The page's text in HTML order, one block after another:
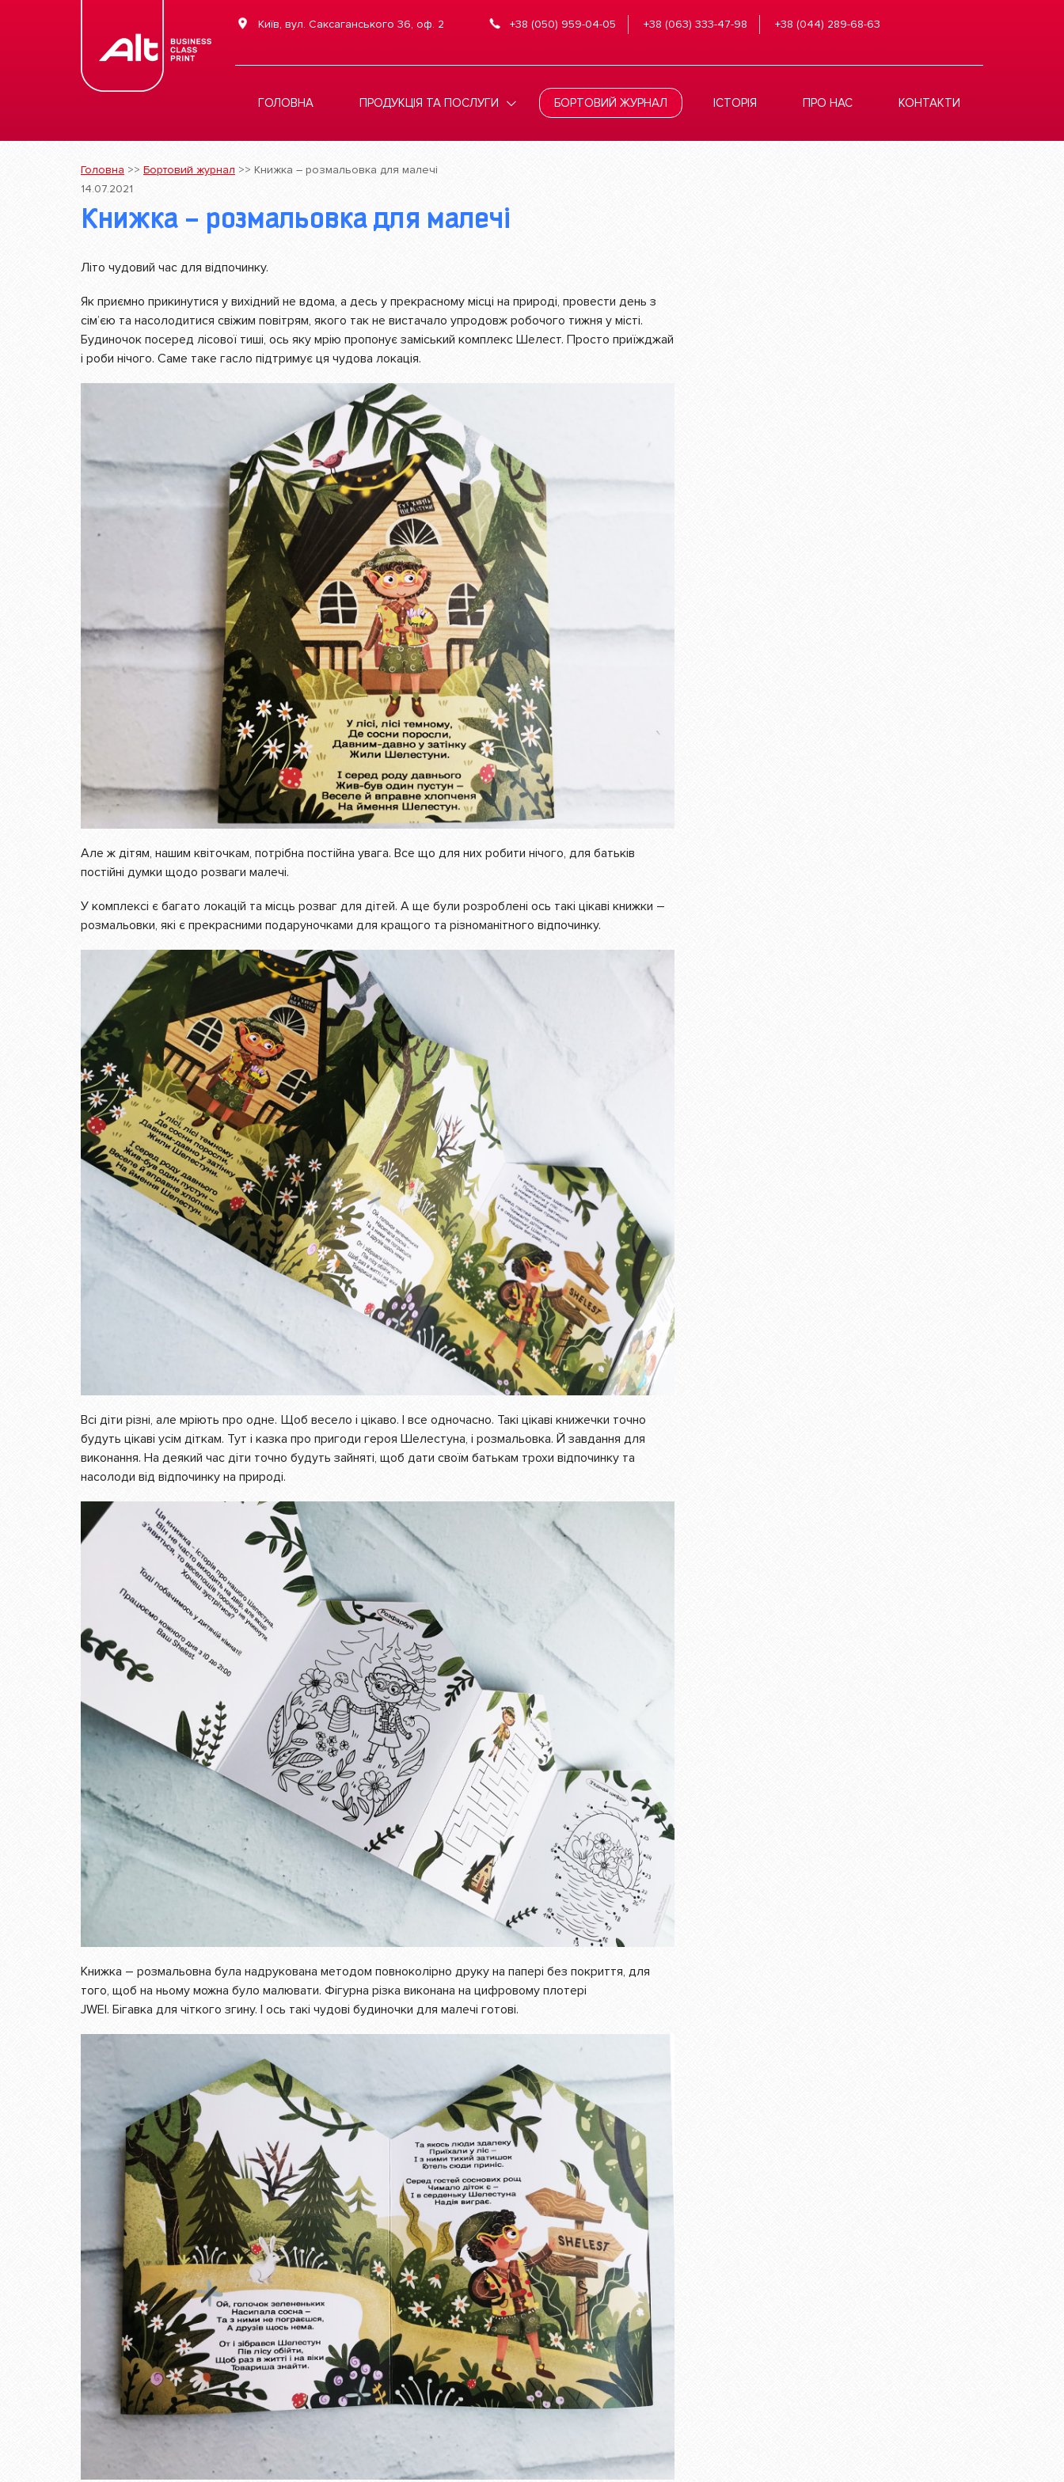
Київ, вул. Саксаганського 36, оф. 2 +38 (050) 959-04-05 +38 (063) 333-47-98 +38 (044) 289-68-63
ГОЛОВНА ПРОДУКЦІЯ ТА ПОСЛУГИ БОРТОВИЙ ЖУРНАЛ ІСТОРІЯ ПРО НАС КОНТАКТИ
Головна >> Бортовий журнал >> Книжка – розмальовка для малечі
14.07.2021
Книжка – розмальовка для малечі
Літо чудовий час для відпочинку.
Як приємно прикинутися у вихідний не вдома, а десь у прекрасному місці на природі, провести день з
сім’єю та насолодитися свіжим повітрям, якого так не вистачало упродовж робочого тижня у місті.
Будиночок посеред лісової тиші, ось яку мрію пропонує заміський комплекс Шелест. Просто приїжджай
і роби нічого. Саме таке гасло підтримує ця чудова локація.
Але ж дітям, нашим квіточкам, потрібна постійна увага. Все що для них робити нічого, для батьків
постійні думки щодо розваги малечі.
У комплексі є багато локацій та місць розваг для дітей. А ще були розроблені ось такі цікаві книжки –
розмальовки, які є прекрасними подаруночками для кращого та різноманітного відпочинку.
Всі діти різні, але мріють про одне. Щоб весело і цікаво. І все одночасно. Такі цікаві книжечки точно
будуть цікаві усім діткам. Тут і казка про пригоди героя Шелестуна, і розмальовка. Й завдання для
виконання. На деякий час діти точно будуть зайняті, щоб дати своїм батькам трохи відпочинку та
насолоди від відпочинку на природі.
Книжка – розмальовна була надрукована методом повноколірно друку на папері без покриття, для
того, щоб на ньому можна було малювати. Фігурна різка виконана на цифровому плотері
JWEI. Бігавка для чіткого згину. І ось такі чудові будиночки для малечі готові.